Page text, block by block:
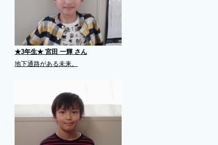
★3年生★ 宮田 一輝 さん
地下通路がある未来。